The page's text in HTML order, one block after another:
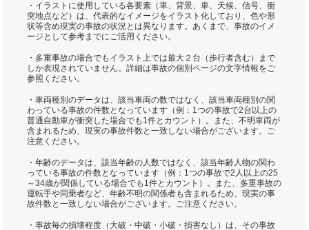
・イラストに使用している各要素（車、背景、車、天候、信号、衝
突地点など）は、代表的なイメージをイラスト化しており、色や形
状等含め現実の事故の状況とは異なります。あくまで、事故のイメ
ージとして参考までにご活用ください。
・多重事故の場合でもイラスト上では最大２台（歩行者含む）まで
しか表現されていません。詳細は事故の個別ページの文字情報をご
参照ください。
・車両種別のデータは、該当車両の数ではなく、該当車両種別の関
わっている事故の件数となっています（例：1つの事故で2台以上の
普通自動車が衝突した場合でも1件とカウント）。また、不明車両が
含まれるため、現実の事故件数と一致しない場合がございます。ご
注意ください。
・年齢のデータは、該当年齢の人数ではなく、該当年齢人物の関わ
っている事故の件数となっています（例：1つの事故で2人以上の25
～34歳が関係している場合でも1件とカウント）。また、多重事故の
運転手や同乗者など、年齢不明の関係者も含まれるため、現実の事
故件数と一致しない場合がございます。ご注意ください。
・事故毎の損壊程度（大破・中破・小破・損害なし）は、その事故